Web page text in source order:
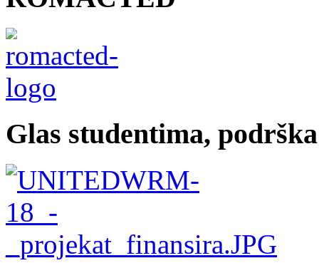
Glas studentima,